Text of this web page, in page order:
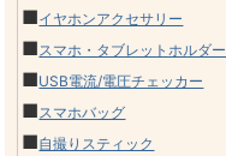
■イヤホンアクセサリー
■スマホ・タブレットホルダー
■USB電流/電圧チェッカー
■スマホバッグ
■自撮りスティック